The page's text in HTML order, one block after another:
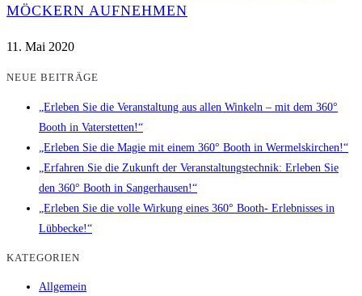
ÖCKERN AUFNEHMEN
11. Mai 2020
NEUE BEITRÄGE
„Erleben Sie die Veranstaltung aus allen Winkeln – mit dem 360°
Booth in Vaterstetten!“
„Erleben Sie die Magie mit einem 360° Booth in Wermelskirchen!“
„Erfahren Sie die Zukunft der Veranstaltungstechnik: Erleben Sie
den 360° Booth in Sangerhausen!“
„Erleben Sie die volle Wirkung eines 360° Booth- Erlebnisses in
Lübbecke!“
KATEGORIEN
Allgemein